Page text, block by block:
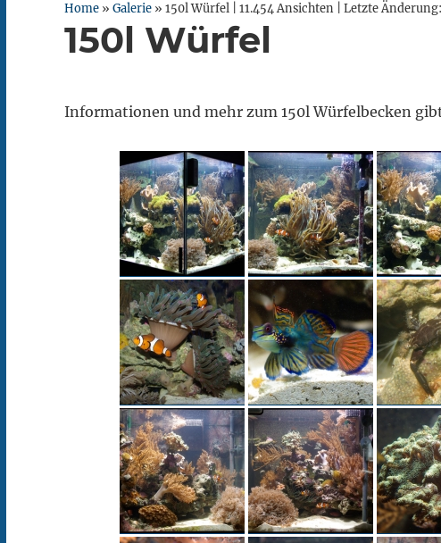
Home » Galerie » 150l Würfel 11.454 Ansichten | Letzte
150l Würfel
Informationen und mehr zum 150l Würfelbecken